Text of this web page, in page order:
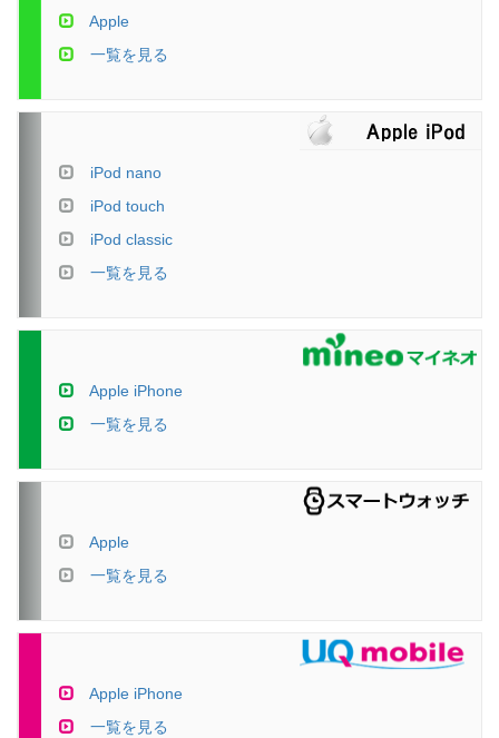
Apple
一覧を見る
iPod nano
iPod touch
iPod classic
一覧を見る
Apple iPhone
一覧を見る
Apple
一覧を見る
Apple iPhone
一覧を見る